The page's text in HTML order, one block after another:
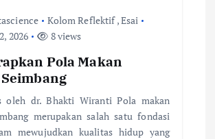
Kolom Reflektif,Esai
2026
8 views
Pola Makan
dr. Bhakti Wiranti Pola makan
merupakan salah satu fondasi
mewujudkan kualitas hidup yang